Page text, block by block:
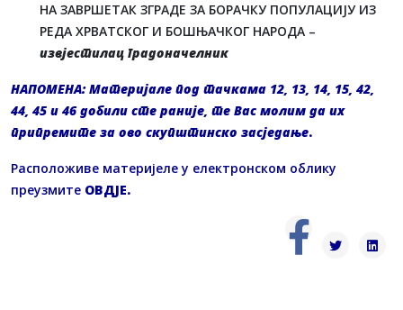
НА ЗАВРШЕТАК ЗГРАДЕ ЗА БОРАЧКУ ПОПУЛАЦИЈУ ИЗ
РЕДА ХРВАТСКОГ И БОШЊАЧКОГ НАРОДА –
извјестилац градоначелник
НАПОМЕНА: Материјале под тачкама 12, 13, 14, 15, 42,
44, 45 и 46 добили сте раније, те Вас молим да их
припремите за ово скупштинско засједање.
Расположиве материјеле у електронском облику
преузмите ОВДЈЕ.